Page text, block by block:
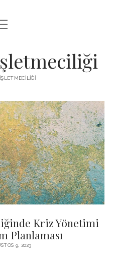
KISITLAMASI
ARTTIRMA
Kriz Yönetimi
Planlaması
9, 2023